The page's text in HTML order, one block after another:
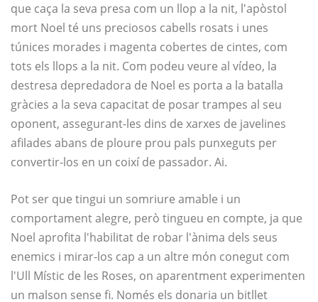
que caça la seva presa com un llop a la nit, l'apòstol
mort Noel té uns preciosos cabells rosats i unes
túnices morades i magenta cobertes de cintes, com
tots els llops a la nit. Com podeu veure al vídeo, la
destresa depredadora de Noel es porta a la batalla
gràcies a la seva capacitat de posar trampes al seu
oponent, assegurant-les dins de xarxes de javelines
afilades abans de ploure prou pals punxeguts per
convertir-los en un coixí de passador. Ai.
Pot ser que tingui un somriure amable i un
comportament alegre, però tingueu en compte, ja que
Noel aprofita l'habilitat de robar l'ànima dels seus
enemics i mirar-los cap a un altre món conegut com
l'Ull Místic de les Roses, on aparentment experimenten
un malson sense fi. Només els donaria un bitllet